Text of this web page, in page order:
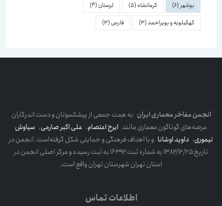
بوشهر(6) کرمانشاه(5) لرستان(4)
کهکیلویه و بویراحمد(3) فارس(3)
انجمن مفاخر معماری ایرانبه همت جمعی از پیشکسوتان و دست اندرکاران
عرصه‌های گوناگون معماری مانندایرج اعتصام،علی اکبر صارمی،سیاوش
تیموری،داوید اوشاناو با اهداف فرهنگی و حمایتی شکل گرفته‌است. انجمن در
تاریخ ۱۳۸۲/۱۲/۲۵ به شماره ثبت ۱۶۳۹۲ به ثبت رسیده و مرکز اصلی انجمن در
استان تهران شهرستان تهران واقع است.
اطلاعات تماس